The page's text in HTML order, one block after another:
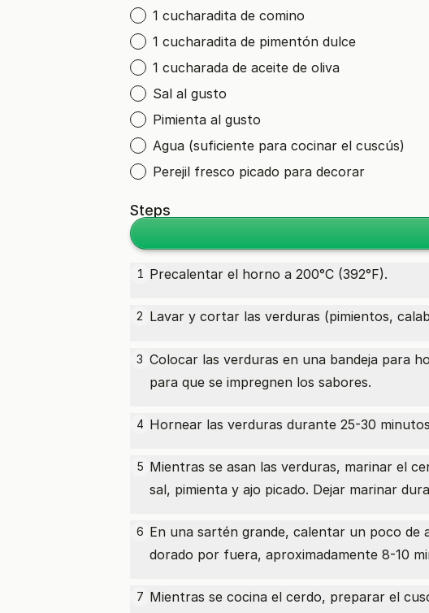
1 cucharadita de comino
1 cucharadita de pimentón dulce
1 cucharada de aceite de oliva
Sal al gusto
Pimienta al gusto
Agua (suficiente para cocinar el cuscús)
Perejil fresco picado para decorar
Steps
1 Precalentar el horno a 200°C (392°F).
2 Lavar y cortar las verduras (pimientos,
3 Colocar las verduras en una bandeja para
para que se impregnen los sabores.
4 Hornear las verduras durante 25-30
5 Mientras se asan las verduras, marinar el
sal, pimienta y ajo picado. Dejar marinar
6 En una sartén grande, calentar un poco de
dorado por fuera, aproximadamente 8-10
7 Mientras se cocina el cerdo, preparar el